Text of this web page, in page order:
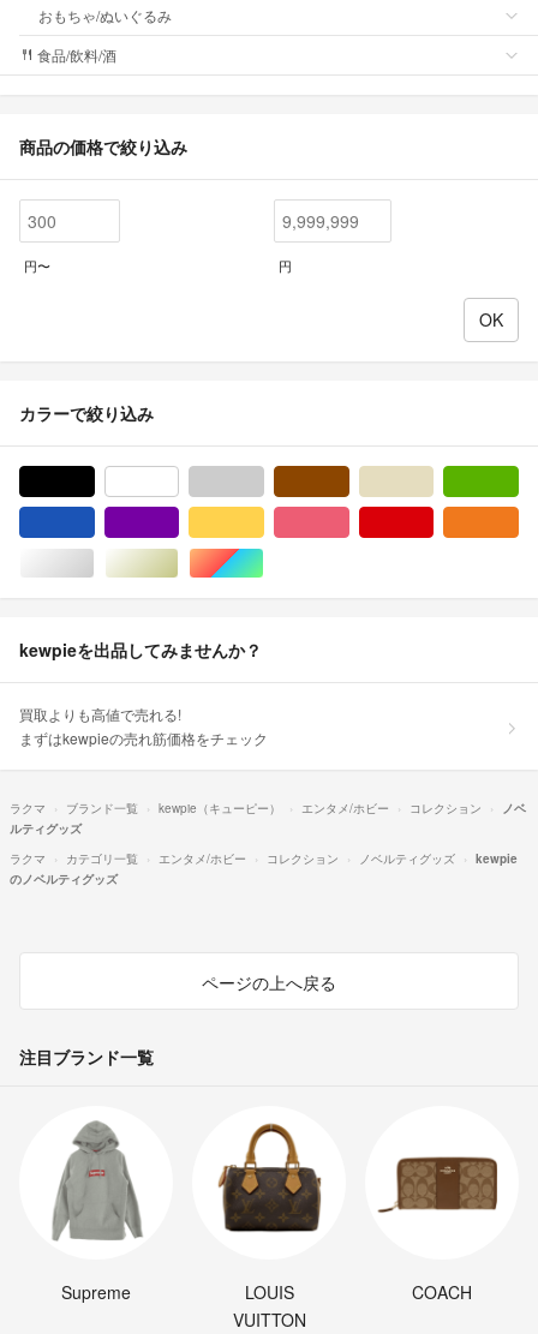
おもちゃ/ぬいぐるみ
食品/飲料/酒
商品の価格で絞り込み
円〜 円
カラーで絞り込み
シルバー/銀色系ゴールド/金色系マルチカラー
kewpieを出品してみませんか？
買取よりも高値で売れる!
まずはkewpieの売れ筋価格をチェック
ラクマ ブランド一覧 kewpie（キューピー） エンタメ/ホビー コレクション
ノベ
ルティグッズ
ラクマ
カテゴリ一覧 エンタメ/ホビー コレクション ノベルティグッズ
kewpie
のノベルティグッズ
ページの上へ戻る
注目ブランド一覧
Supreme
LOUIS
VUITTON
COACH